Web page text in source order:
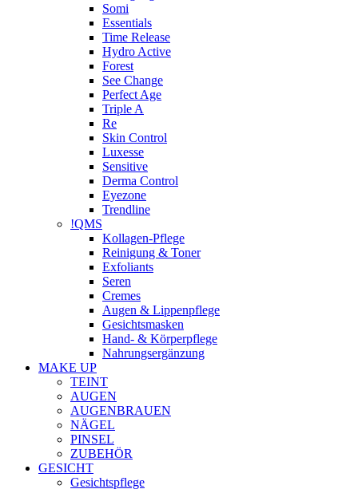
Somi
Essentials
Time Release
Hydro Active
Forest
See Change
Perfect Age
Triple A
Re
Skin Control
Luxesse
Sensitive
Derma Control
Eyezone
Trendline
!QMS
Kollagen-Pflege
Reinigung & Toner
Exfoliants
Seren
Cremes
Augen & Lippenpflege
Gesichtsmasken
Hand- & Körperpflege
Nahrungsergänzung
MAKE UP
TEINT
AUGEN
AUGENBRAUEN
NÄGEL
PINSEL
ZUBEHÖR
GESICHT
Gesichtspflege